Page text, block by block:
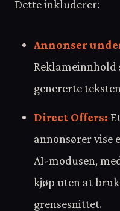
Dette inkluderer:
Annonser
Reklameinnhold
genererte
Direct Offers:
annonsører vise
AI-modusen,
kjøp uten at
grensesnittet.